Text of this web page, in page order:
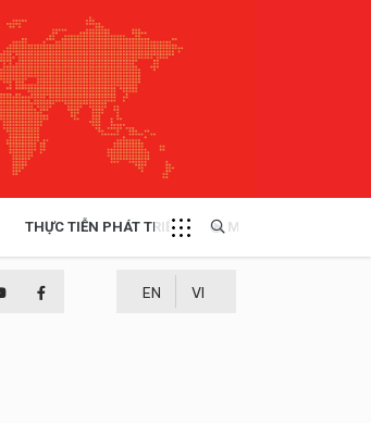
THỰC TIỄN PHÁT TRIỂN MULTIMEDIA
EN VI